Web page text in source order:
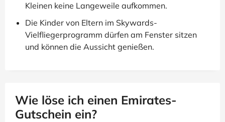
Kleinen keine Langeweile aufkommen.
Die Kinder von Eltern im Skywards-
Vielfliegerprogramm dürfen am Fenster sitzen
und können die Aussicht genießen.
Wie löse ich einen Emirates-
Gutschein ein?